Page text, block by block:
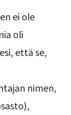
ei ole
oli
että se,
nimen,